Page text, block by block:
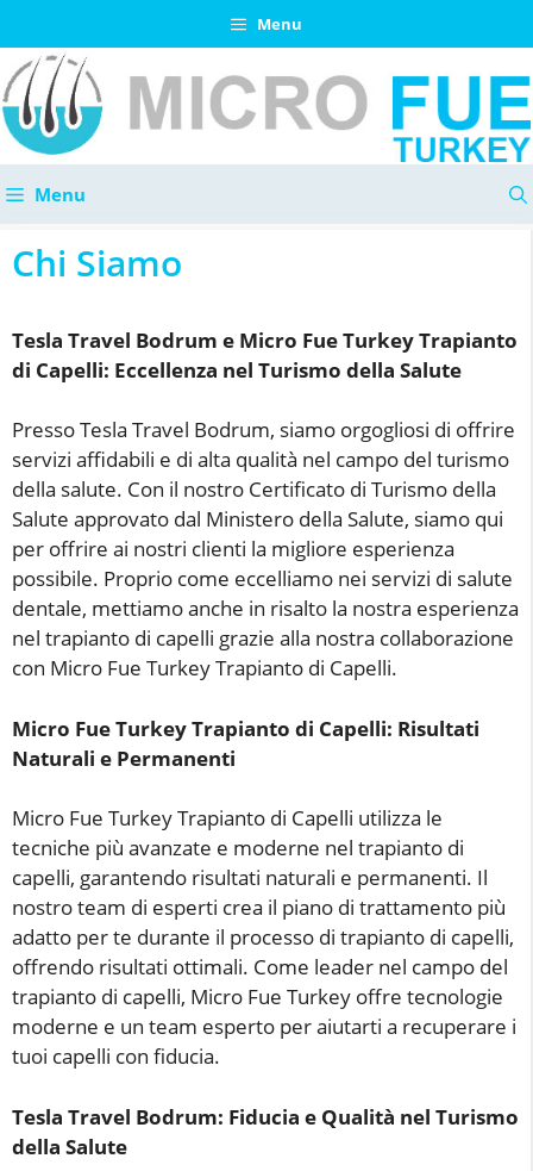
al
contenuto
Menu
Menu
Chi Siamo
Tesla Travel Bodrum e Micro Fue Turkey Trapianto
di Capelli: Eccellenza nel Turismo della Salute
Presso Tesla Travel Bodrum, siamo orgogliosi di offrire
servizi affidabili e di alta qualità nel campo del turismo
della salute. Con il nostro Certificato di Turismo della
Salute approvato dal Ministero della Salute, siamo qui
per offrire ai nostri clienti la migliore esperienza
possibile. Proprio come eccelliamo nei servizi di salute
dentale, mettiamo anche in risalto la nostra esperienza
nel trapianto di capelli grazie alla nostra collaborazione
con Micro Fue Turkey Trapianto di Capelli.
Micro Fue Turkey Trapianto di Capelli: Risultati
Naturali e Permanenti
Micro Fue Turkey Trapianto di Capelli utilizza le
tecniche più avanzate e moderne nel trapianto di
capelli, garantendo risultati naturali e permanenti. Il
nostro team di esperti crea il piano di trattamento più
adatto per te durante il processo di trapianto di capelli,
offrendo risultati ottimali. Come leader nel campo del
trapianto di capelli, Micro Fue Turkey offre tecnologie
moderne e un team esperto per aiutarti a recuperare i
tuoi capelli con fiducia.
Tesla Travel Bodrum: Fiducia e Qualità nel Turismo
della Salute